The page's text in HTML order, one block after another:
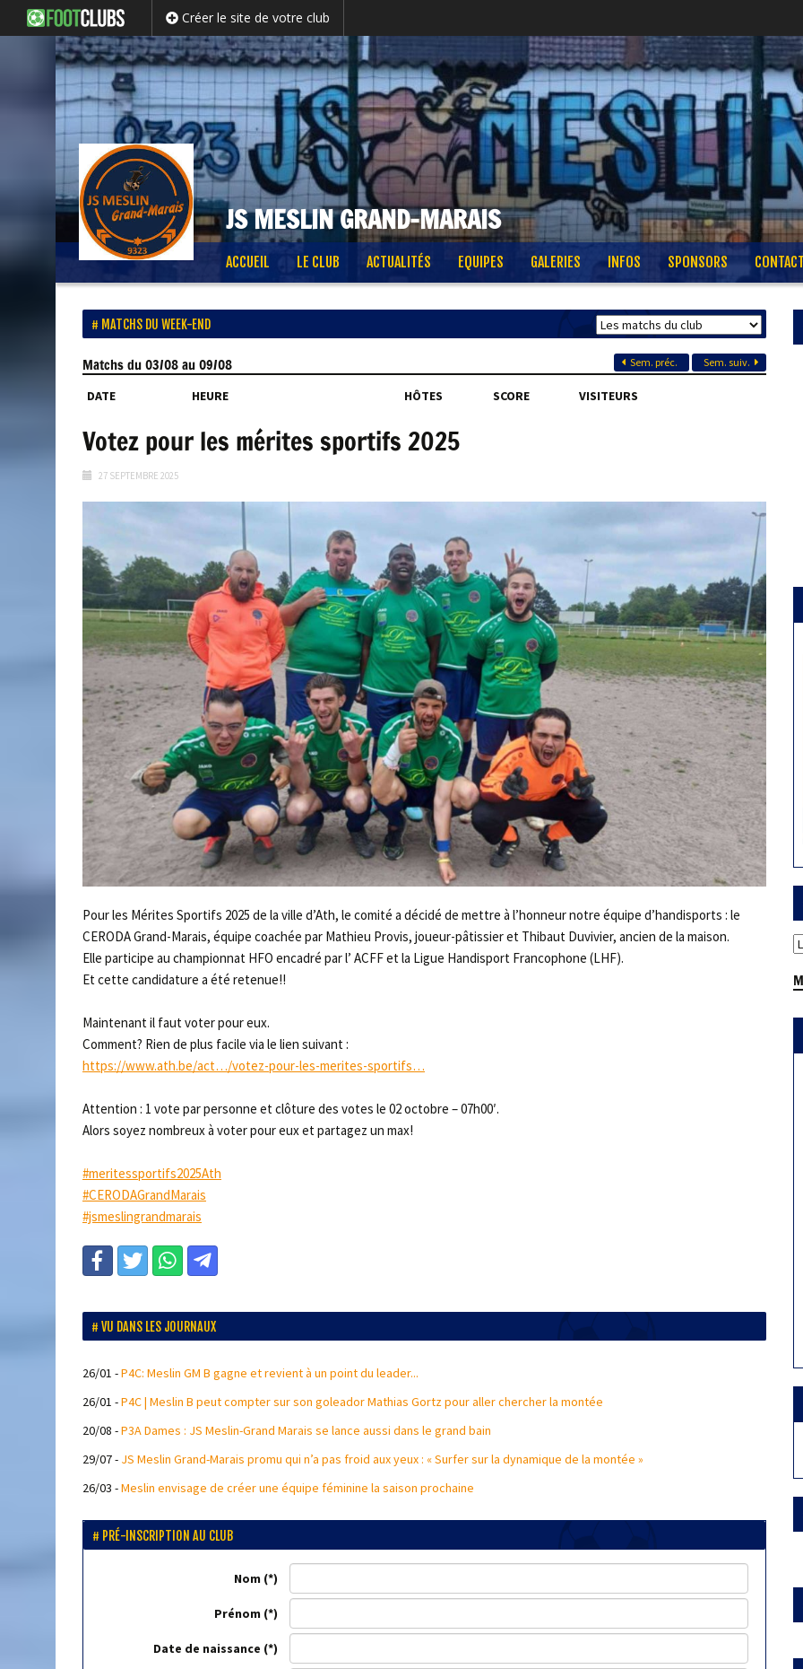
Créer le site de votre club
JS MESLIN GRAND-MARAIS
ACCUEIL LE CLUB ACTUALITÉS EQUIPES GALERIES INFOS SPONSORS CONTACT
MATCHS DU WEEK-END
Matchsdu 03/08 au 09/08 Sem. préc. Sem. suiv.
DATE HEURE HÔTES SCORE VISITEURS
Votez pour les mérites sportifs 2025
27 SEPTEMBRE 2025
Pour les Mérites Sportifs 2025 de la ville d’Ath, le comité a décidé de mettre à l’honneur notre équipe d’handisports : le
CERODA Grand-Marais, équipe coachée par Mathieu Provis, joueur-pâtissier et Thibaut Duvivier, ancien de la maison.
Elle participe au championnat HFO encadré par l’ ACFF et la Ligue Handisport Francophone (LHF).
Et cette candidature a été retenue!!
Maintenant il faut voter pour eux.
Comment? Rien de plus facile via le lien suivant :
https://www.ath.be/act…/votez-pour-les-merites-sportifs…
Attention : 1 vote par personne et clôture des votes le 02 octobre – 07h00′.
Alors soyez nombreux à voter pour eux et partagez un max!
#meritessportifs2025Ath
#CERODAGrandMarais
#jsmeslingrandmarais
VU DANS LES JOURNAUX
26/01 -P4C: Meslin GM B gagne et revient à un point du leader...
26/01 -P4C | Meslin B peut compter sur son goleador Mathias Gortz pour aller chercher la montée
20/08 -P3A Dames : JS Meslin-Grand Marais se lance aussi dans le grand bain
29/07- JS Meslin Grand-Marais promu qui n’a pas froid aux yeux : « Surfer sur la dynamique de la montée »
26/03 -Meslin envisage de créer une équipe féminine la saison prochaine
PRÉ-INSCRIPTION AU CLUB
Nom
Prénom
Date de naissance